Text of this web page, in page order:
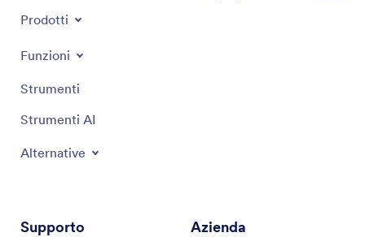
Prodotti
Funzioni
Strumenti
Strumenti AI
Alternative
Supporto Azienda